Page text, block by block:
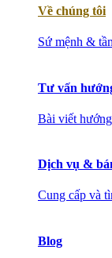
Về chúng tôi
Sứ mệnh &
Tư vấn
Bài viết
Dịch vụ &
Cung cấp và
Blog